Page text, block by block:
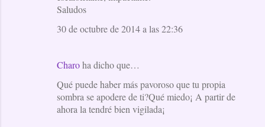
Saludos
30 de octubre de 2014 a las 22:36
Charoha dicho que…
Qué puede haber más pavoroso que tu propia
sombra se apodere de ti?Qué miedo¡ A partir de
ahora la tendré bien vigilada¡